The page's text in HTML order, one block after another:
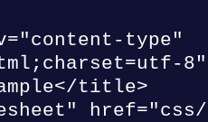
type"
title>
href="css/